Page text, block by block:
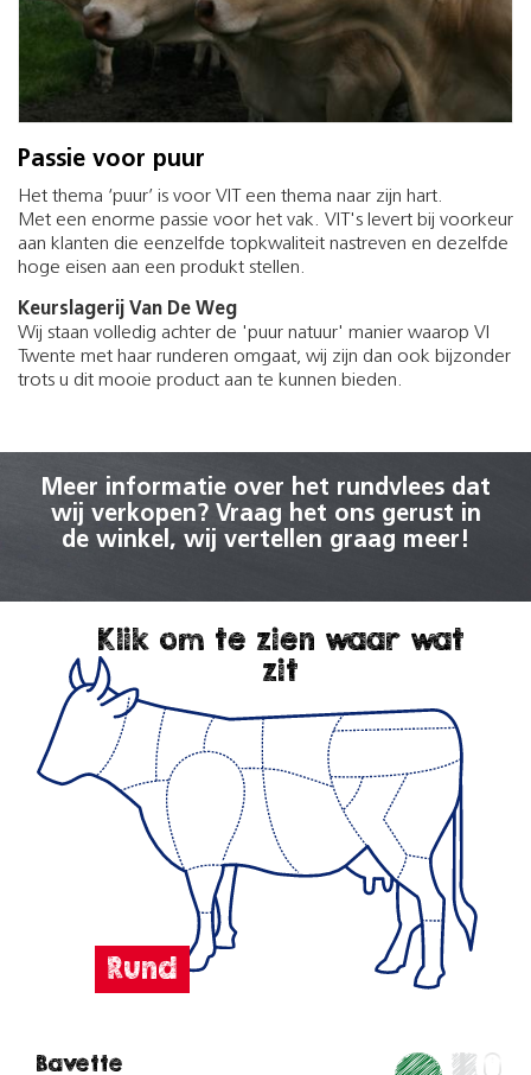
Passie voor puur
Het thema ‘puur’ is voor VIT een thema naar zijn hart.
Met een enorme passie voor het vak. VIT's levert bij voorkeur
aan klanten die eenzelfde topkwaliteit nastreven en dezelfde
hoge eisen aan een produkt stellen.
Keurslagerij Van De Weg
Wij staan volledig achter de 'puur natuur' manier waarop VI
Twente met haar runderen omgaat, wij zijn dan ook bijzonder
trots u dit mooie product aan te kunnen bieden.
Meer informatie over het rundvlees dat
wij verkopen? Vraag het ons gerust in
de winkel, wij vertellen graag meer!
Klik om te zien waar wat
zit
Bavette